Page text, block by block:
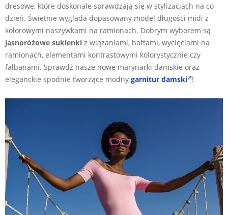
dresowe, które doskonale sprawdzają się w stylizacjach na co
dzień. Świetnie wygląda dopasowany model długości midi z
kolorowymi naszywkami na ramionach. Dobrym wyborem są
jasnoróżowe sukienki z wiązaniami, haftami, wycięciami na
ramionach, elementami kontrastowymi kolorystycznie czy
falbanami. Sprawdź nasze nowe marynarki damskie oraz
eleganckie spodnie tworzące modny garnitur damski !